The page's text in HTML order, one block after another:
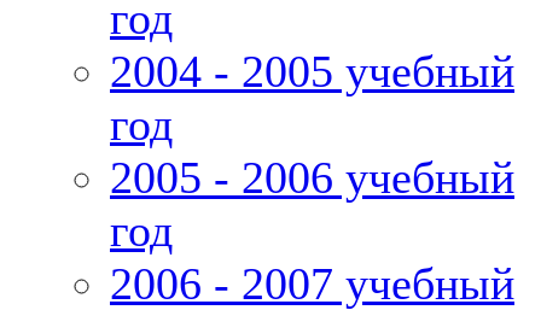
год
2004 - 2005 учебный
год
2005 - 2006 учебный
год
2006 - 2007 учебный